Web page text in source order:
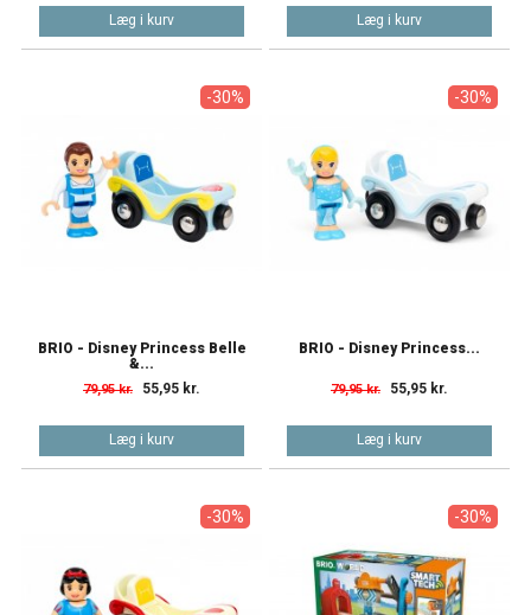
Læg i kurv Læg i kurv
-30%
BRIO - Disney Princess Belle
&...
79,95 kr. 55,95 kr.
Læg i kurv
-30%
BRIO - Disney Princess...
79,95 kr. 55,95 kr.
Læg i kurv
-30% -30%